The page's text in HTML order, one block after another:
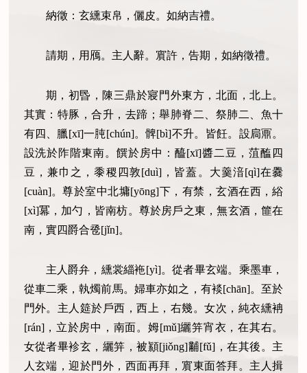
納徵：玄纁束帛，儷皮。如納吉禮。
請期，用鴈。主人辭。賔許，告期，如納徵禮。
期，初昬，陳三鼎於寢門外東方，北面，北上。
其實：特豚，合升，去蹄；舉肺脊二、祭肺二、魚十
有四、臘[xī]一肫[chún]。髀[bì]不升。皆飪。設扃鼏。
設洗於阼階東南。饌於房中：醯[xī]醬二豆，菹醢四
豆，兼巾之，黍稷四敦[duì]，皆蓋。大羹湆[qì]在爨
[cuàn]。尊於室中北墉[yōng]下，有禁，玄酒在西，綌
[xì]冪，加勺，皆南枋。尊於房戶之東，無玄酒，篚在
南，實四爵合卺[jǐn]。
主人爵弁，纁裳緇袘[yì]。從者畢玄端。乘墨車，
從車二乘，執燭前馬。婦車亦如之，有裧[chān]。至於
門外。主人筵於戶西，西上，右幾。女次，純衣纁袡
[rán]，立於房中，南面。姆[mǔ]纚笄宵衣，在其右。
女從者畢袗玄，纚笄，被顈[jiǒng]黼[fǔ]，在其後。主
人玄端，迎於門外，西面再拜，賔東面答拜。主人揖